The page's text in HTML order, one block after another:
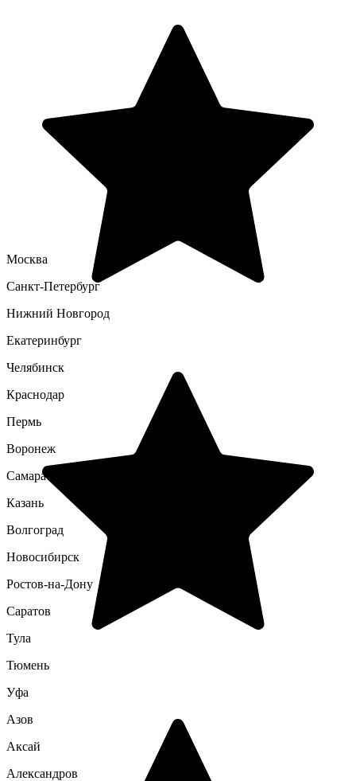
Москва
Санкт-Петербург
Нижний Новгород
Екатеринбург
Челябинск
Краснодар
Пермь
Воронеж
Самара
Казань
Волгоград
Новосибирск
Ростов-на-Дону
Саратов
Тула
Тюмень
Уфа
Азов
Аксай
Александров